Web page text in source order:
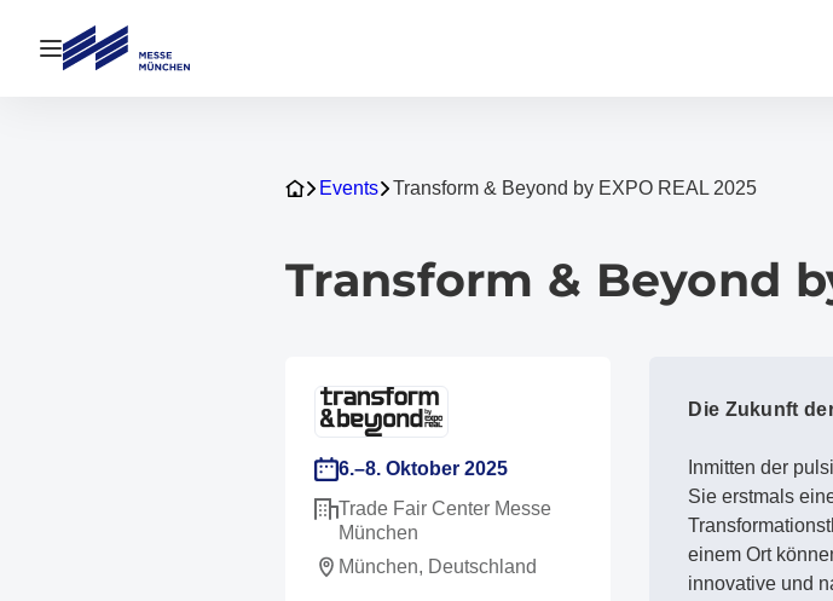
Navigation öffnen
Events Transform & Beyond by EXPO REAL 2025
Transform & Beyond
6.–8. Oktober 2025
Trade Fair Center Messe
München
München, Deutschland
Die Zukunft
Inmitten der
Sie erstmals
einem Ort
innovative und